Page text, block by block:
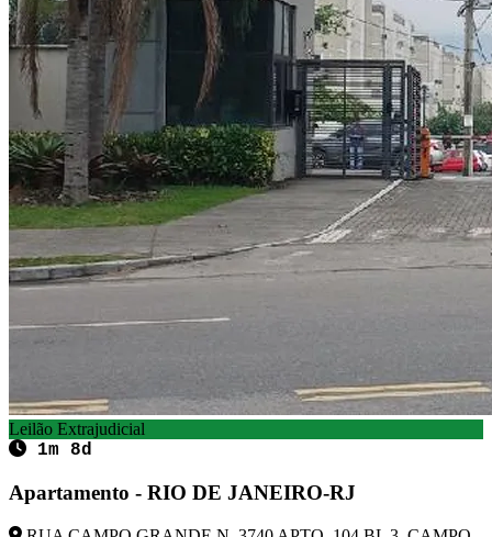
Leilão Extrajudicial
1m 8d
Apartamento - RIO DE JANEIRO-RJ